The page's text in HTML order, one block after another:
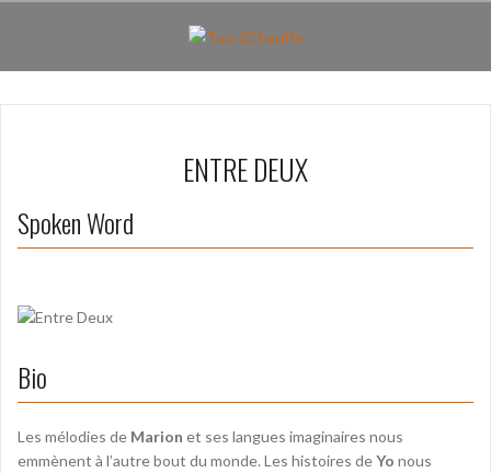
ENTRE DEUX
Spoken Word
Bio
Les mélodies de Marion et ses langues imaginaires nous
emmènent à l’autre bout du monde. Les histoires deYo nous